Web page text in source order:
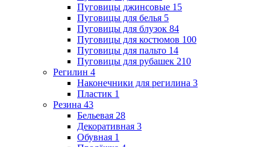
Пуговицы джинсовые 15
Пуговицы для белья 5
Пуговицы для блузок 84
Пуговицы для костюмов 100
Пуговицы для пальто 14
Пуговицы для рубашек 210
Регилин 4
Наконечники для регилина 3
Пластик 1
Резина 43
Бельевая 28
Декоративная 3
Обувная 1